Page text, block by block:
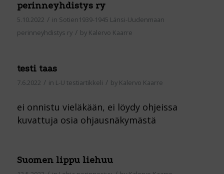
perinneyhdistys ry
5.10.2022 / in Sotien1939-1945 Länsi-Uudenmaan
perinneyhdistys ry / by Kalervo Kaarre
testi taas
7.6.2022 / in L-U testiartikkeli / by Kalervo Kaarre
ei onnistu vieläkään, ei löydy ohjeissa
kuvattuja osia ohjausnäkymästä
Suomen lippu liehuu